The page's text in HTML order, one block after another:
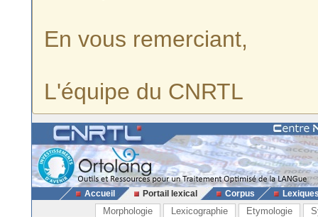
En vous remerciant,
L'équipe du CNRTL
Accueil Portail lexical Corpus
Morphologie Lexicographie Etymologie